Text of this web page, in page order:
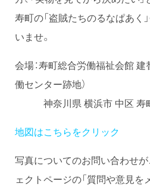
寿町の「盗賊たちのるなぱあく
いませ。
会場：寿町総合労働福祉会館 建
働センター跡地）
神奈川県 横浜市 中区 寿
地図はこちらをクリック
写真についてのお問い合わせ
ェクトページの「質問や意見を